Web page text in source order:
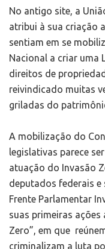
No antigo site, a
atribui à sua criação
sentiam em se
Nacional a criar uma
direitos de
reivindicado muitas
griladas do
A mobilização do
legislativas parece
atuação do Invasão
deputados federais e
Frente Parlamentar
suas primeiras ações
Zero”, em que
criminalizam a luta